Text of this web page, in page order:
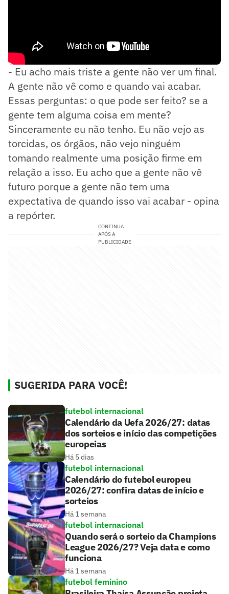
- Eu acho mais triste a gente não ver um final.
A gente não vê como e quando vai acabar.
Essas perguntas: o que pode ser feito? se a
gente tem alguma coisa em mente?
Sinceramente eu não tenho. Eu não vejo as
torcidas, os órgãos, não vejo ninguém
tomando realmente uma posição firme em
relação a isso. Eu acho que a gente não vê
futuro porque a gente não tem uma
expectativa de quando isso vai acabar - opina
a repórter.
CONTINUA
APÓS A
PUBLICIDADE
SUGERIDA PARA VOCÊ!
futebol internacional
Calendário da Uefa 2026/27: datas
dos sorteios e início das competições
europeias
Há 5 dias
futebol internacional
Calendário do futebol europeu
2026/27: confira datas de início e
sorteios
Há 1 semana
futebol internacional
Quando será o sorteio da Champions
League 2026/27? Veja data e como
funciona
Há 1 semana
futebol feminino